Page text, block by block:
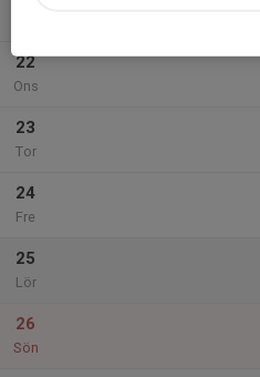
22
Ons
23
Tor
24
Fre
25
Lör
26
Sön